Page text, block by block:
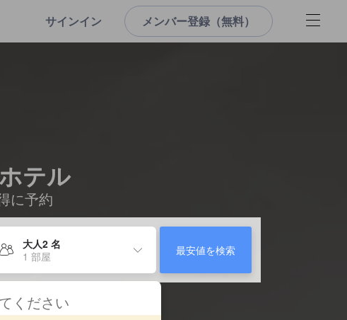
サインイン メンバー登録（無料）
テル
に予約
大人2 名
1 部屋
最安値を検索
ください